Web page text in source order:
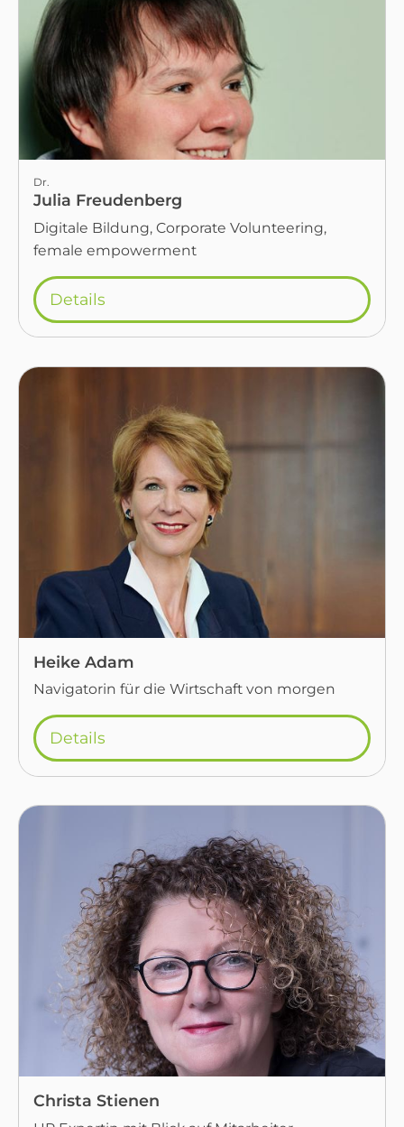
Dr.
Julia Freudenberg
Digitale Bildung, Corporate Volunteering,
female empowerment
Details
Heike Adam
Navigatorin für die Wirtschaft von morgen
Details
Christa Stienen